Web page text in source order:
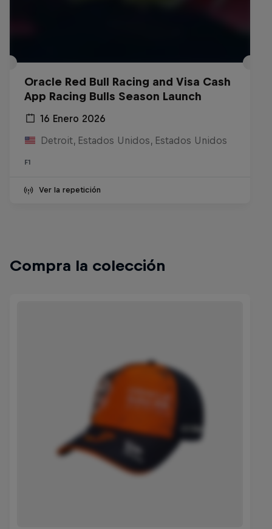
Oracle Red Bull Racing and Visa Cash
App Racing Bulls Season Launch
16 Enero 2026
Detroit, Estados Unidos, Estados Unidos
F1
Ver la repetición
Compra la colección